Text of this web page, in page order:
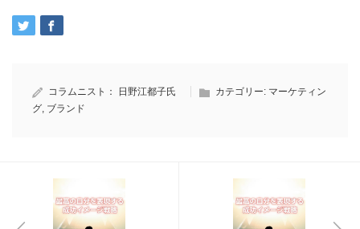
コラムニスト： 日野江都子氏 カテゴリー: マーケティン
グ, ブランド